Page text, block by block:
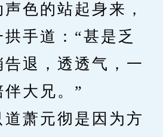
色的站起身来，
手道：“甚是乏
退，透透气，一
大兄。”
萧元彻是因为方